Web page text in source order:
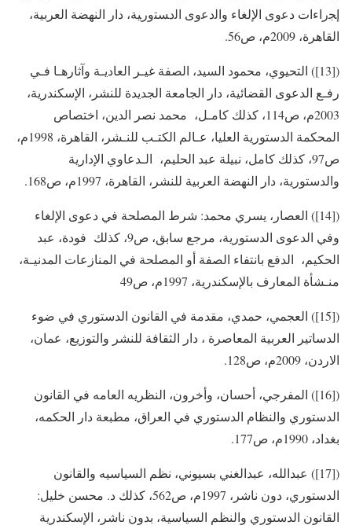
ﺇﺠﺭﺍﺀﺍﺕ ﺩﻋﻭﻯ ﺍﻹﻟﻐﺎﺀ ﻭﺍﻟﺩﻋﻭﻯ ﺍﻟﺩﺴﺘﻭﺭﻴﺔ، دار النهضة العربية،
القاهرة، 2009م، ص56.
([13]) التحيوي، محمود السيد، الصفة غيـر العاديـة وآثارهـا فـي
رفـع الدعوى القضائية، دار الجامعة الجديدة للنشر، الإسكندرية،
2003م، ص114، كذلك كامـل، محمد نصر الدين، اختصاص
المحكمة الدستورية العليا، عـالم الكتـب للنـشر، القاهرة، 1998م،
ص97، كذلك كامل، نبيلة عبد الحليم، الـدعاوي الإدارية
والدستورية، دار النهضة العربية للنشر، القاهرة، 1997م، ص168.
([14]) العصار، يسري محمد: شرط المصلحة في دعوى الإلغاء
وفي الدعوى الدستورية، مرجع سابق، ص9، كذلك فودة، عبد
الحكيم، الدفع بانتفاء الصفة أو المصلحة في المنازعات المدنيـة،
منـشأة المعارف بالإسكندرية، 1997م، ص49
([15]) العجمي، حمدي، مقدمة في القانون الدستوري في ضوء
الدساتير العربية المعاصرة ، دار الثقافة للنشر والتوزيع، عمان،
الاردن، 2009م، ص128.
([16]) المفرجي، أحسان، وأخرون، النظريه العامه في القانون
الدستوري والنظام الدستوري في العراق، مطبعة دار الحكمه،
بغداد، 1990م، ص177.
([17]) عبدالله، عبدالغني بسيوني، نظم السياسيه والقانون
الدستوري، دون ناشر، 1997م، ص562، كذلك د. محسن خليل:
القانون الدستوري والنظم السياسية، بدون ناشر، الإسكندرية